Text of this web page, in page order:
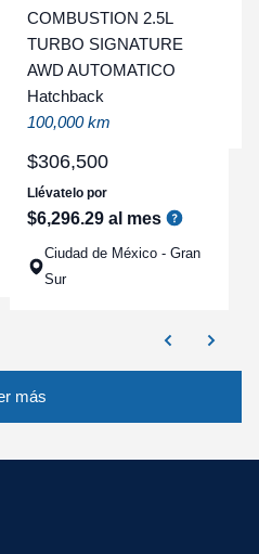
COMBUSTION 2.5L
TURBO SIGNATURE
AWD AUTOMATICO
Hatchback
100,000 km
$306,500
Llévatelo por
$6,296.29 al mes
Ciudad de México - Gran
Sur
más